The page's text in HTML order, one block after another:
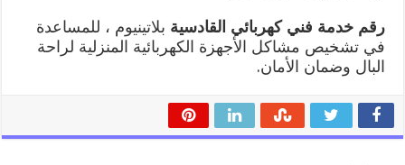
رقم خدمة فني كهربائي القادسية بلاتينيوم ، للمساعدة
في تشخيص مشاكل الأجهزة الكهربائية المنزلية لراحة
البال وضمان الأمان.